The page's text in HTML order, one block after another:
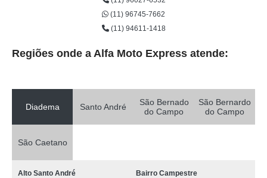
(11) 96745-7662
(11) 94611-1418
Regiões onde a Alfa Moto Express atende:
Diadema Santo André
São Bernado
do Campo
São Bernardo
do Campo
São Caetano
Alto Santo André Bairro Campestre